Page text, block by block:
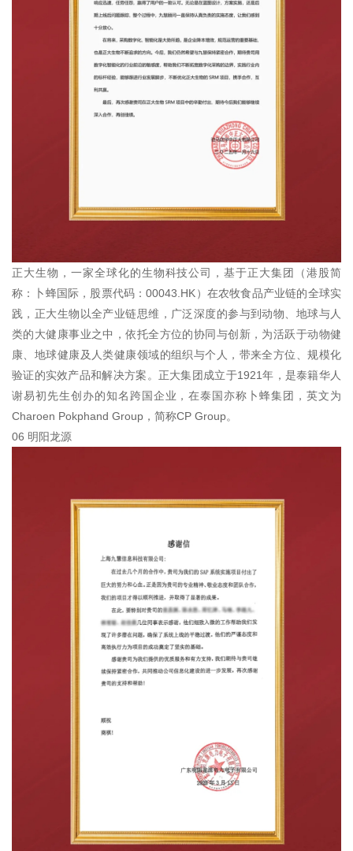
正大生物，一家全球化的生物科技公司，基于正大集团（港股简
称：卜蜂国际，股票代码：00043.HK）在农牧食品产业链的全球实
践，正大生物以全产业链思维，广泛深度的参与到动物、地球与人
类的大健康事业之中，依托全方位的协同与创新，为活跃于动物健
康、地球健康及人类健康领域的组织与个人，带来全方位、规模化
验证的实效产品和解决方案。正大集团成立于1921年，是泰籍华人
谢易初先生创办的知名跨国企业，在泰国亦称卜蜂集团，英文为
Charoen Pokphand Group，简称CP Group。
06 明阳龙源